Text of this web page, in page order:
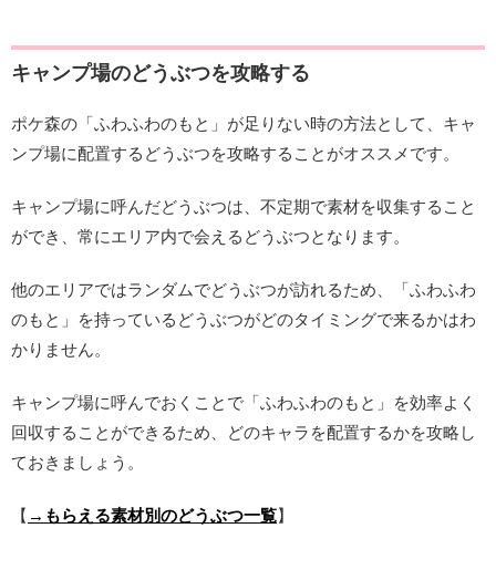
キャンプ場のどうぶつを攻略する
ポケ森の「ふわふわのもと」が足りない時の方法として、キャ
ンプ場に配置するどうぶつを攻略することがオススメです。
キャンプ場に呼んだどうぶつは、不定期で素材を収集すること
ができ、常にエリア内で会えるどうぶつとなります。
他のエリアではランダムでどうぶつが訪れるため、「ふわふわ
のもと」を持っているどうぶつがどのタイミングで来るかはわ
かりません。
キャンプ場に呼んでおくことで「ふわふわのもと」を効率よく
回収することができるため、どのキャラを配置するかを攻略し
ておきましょう。
【 →もらえる素材別のどうぶつ一覧】